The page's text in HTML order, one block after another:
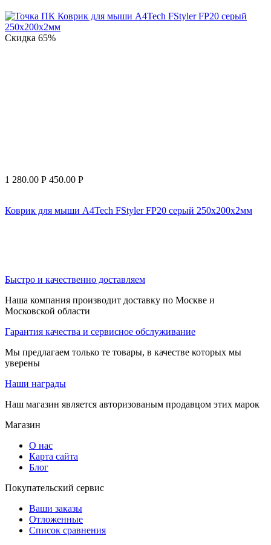
Скидка 65%
1 280.00 Р 450.00 Р
Коврик для мыши A4Tech FStyler FP20 серый 250x200x2мм
Быстро и качественно доставляем
Наша компания производит доставку по Москве и
Московской области
Гарантия качества и сервисное обслуживание
Мы предлагаем только те товары, в качестве которых мы
уверены
Наши награды
Наш магазин является авторизованым продавцом этих марок
Магазин
О нас
Карта сайта
Блог
Покупательский сервис
Ваши заказы
Отложенные
Список сравнения